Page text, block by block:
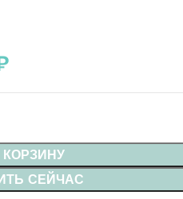
КОРЗИНУ
СЕЙЧАС